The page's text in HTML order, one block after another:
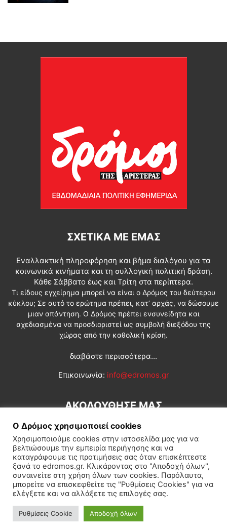
ΣΧΕΤΙΚΆ ΜΕ ΕΜΆΣ
Εναλλακτική πληροφόρηση και βήμα διαλόγου για τα
κοινωνικά κινήματα και τη συλλογική πολιτική δράση.
Κάθε Σάββατο έως και Τρίτη στα περίπτερα.
Τι είδους εγχείρημα μπορεί να είναι ο Δρόμος του δεύτερου
κύκλου; Σε αυτό το ερώτημα πρέπει, κατ’ αρχάς, να δώσουμε
μιαν απάντηση. Ο Δρόμος πρέπει ενσυνείδητα και
σχεδιασμένα να προσδιοριστεί ως συμβολή διεξόδου της
χώρας από την καθολική κρίση.
διαβάστε περισσότερα...
Επικοινωνία: info@edromos.gr
ΑΚΟΛΟΥΘΗΣΕ ΜΑΣ
Εγγραφή συνδρομητή Πολιτική Διεθνή Κοινωνία
Πολιτισμός Αφιερώματα
© Δρόμος της Αριστεράς
Ο Δρόμος χρησιμοποιεί cookies
Χρησιμοποιούμε cookies στην ιστοσελίδα μας για να
βελτιώσουμε την εμπειρία περιήγησης και να
καταγράφουμε τις προτιμήσεις σας όταν επισκέπτεστε
ξανά το edromos.gr. Κλικάροντας στο "Αποδοχή όλων",
συναινείτε στη χρήση όλων των cookies. Παρόλαυτα,
μπορείτε να επισκεφθείτε τις "Ρυθμίσεις Cookies" για να
ελέγξετε και να αλλάξετε τις επιλογές σας.
Ρυθμίσεις Cookie Αποδοχή όλων